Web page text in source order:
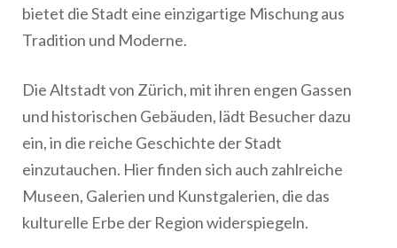
bietet die Stadt eine einzigartige Mischung aus
Tradition und Moderne.
Die Altstadt von Zürich, mit ihren engen Gassen
und historischen Gebäuden, lädt Besucher dazu
ein, in die reiche Geschichte der Stadt
einzutauchen. Hier finden sich auch zahlreiche
Museen, Galerien und Kunstgalerien, die das
kulturelle Erbe der Region widerspiegeln.